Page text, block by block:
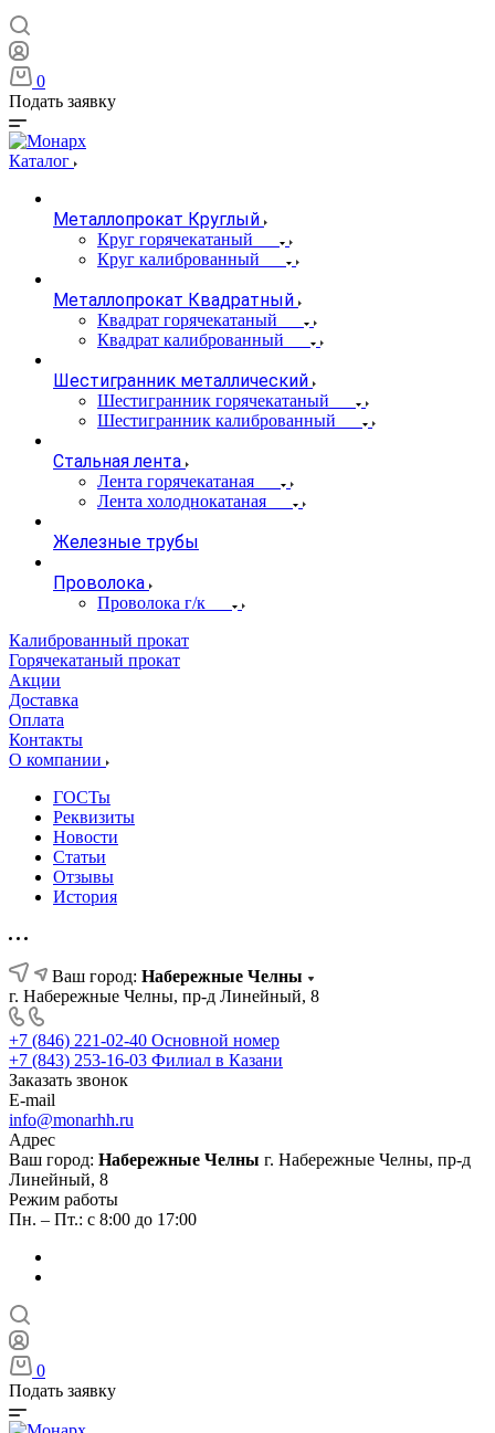
0
Подать заявку
Каталог
Металлопрокат Круглый
Круг горячекатаный
Круг калиброванный
Металлопрокат Квадратный
Квадрат горячекатаный
Квадрат калиброванный
Шестигранник металлический
Шестигранник горячекатаный
Шестигранник калиброванный
Стальная лента
Лента горячекатаная
Лента холоднокатаная
Железные трубы
Проволока
Проволока г/к
Калиброванный прокат
Горячекатаный прокат
Акции
Доставка
Оплата
Контакты
О компании
ГОСТы
Реквизиты
Новости
Статьи
Отзывы
История
Ваш город: Набережные Челны
г. Набережные Челны, пр-д Линейный, 8
+7 (846) 221-02-40 Основной номер
+7 (843) 253-16-03 Филиал в Казани
Заказать звонок
E-mail
info@monarhh.ru
Адрес
Ваш город: Набережные Челны г. Набережные Челны, пр-д
Линейный, 8
Режим работы
Пн. – Пт.: с 8:00 до 17:00
0
Подать заявку